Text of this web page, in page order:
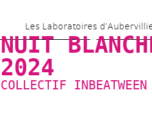
Les Laboratoires
NUIT
2024
COLLECTIF INBEATWEEN